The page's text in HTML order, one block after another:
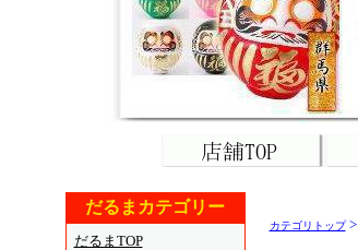
だるまカテゴリー
だるまTOP
カテゴリトップ>